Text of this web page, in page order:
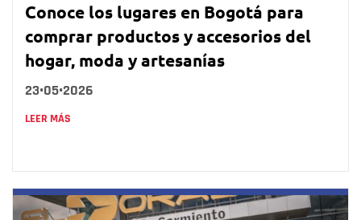
Conoce los lugares en Bogotá para
comprar productos y accesorios del
hogar, moda y artesanías
23•05•2026
LEER MÁS